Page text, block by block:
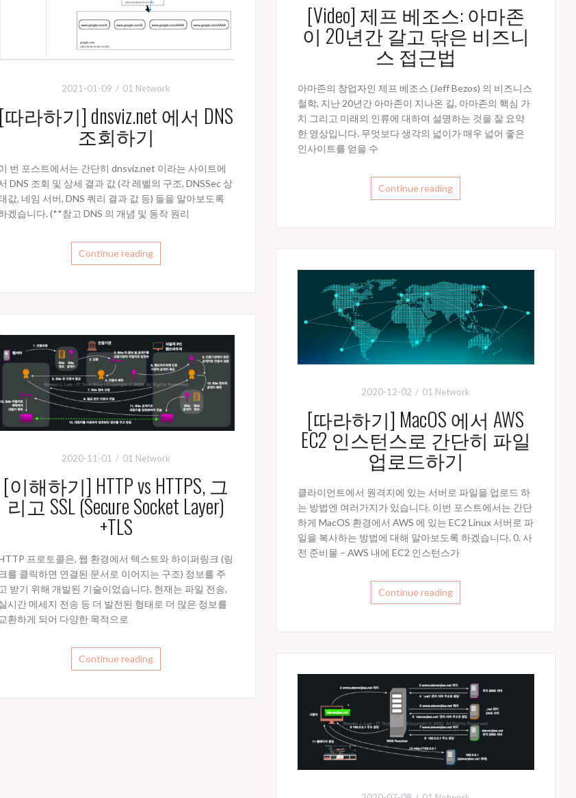
[Video] 제프 베조스: 아마존
이 20년간 갈고 닦은 비즈니
스 접근법
아마존의 창업자인 제프 베조스 (Jeff Bezos) 의 비즈니스
철학, 지난 20년간 아마존이 지나온 길, 아마존의 핵심 가
치 그리고 미래의 인류에 대하여 설명하는 것을 잘 요약
한 영상입니다. 무엇보다 생각의 넓이가 매우 넓어 좋은
인사이트를 얻을 수
Continue reading
2021-01-09 01 Network
[따라하기] dnsviz.net 에서 DNS
조회하기
번 포스트에서는 간단히 dnsviz.net 이라는 사이트에
DNS 조회 및 상세 결과 값 (각 레벨의 구조, DNSSec 상
값, 네임 서버, DNS 쿼리 결과 값 등) 들을 알아보도록
겠습니다. (**참고 DNS 의 개념 및 동작 원리
Continue reading
2020-12-02 01 Network
[따라하기] MacOS 에서 AWS
EC2 인스턴스로 간단히 파일
업로드하기
클라이언트에서 원격지에 있는 서버로 파일을 업로드 하
는 방법엔 여러가지가 있습니다. 이번 포스트에서는 간단
하게 MacOS 환경에서 AWS 에 있는 EC2 Linux 서버로 파
일을 복사하는 방법에 대해 알아보도록 하겠습니다. 0. 사
전 준비물 – AWS 내에 EC2 인스턴스가
Continue reading
2020-11-01 01 Network
[이해하기] HTTP vs HTTPS, 그
리고 SSL (Secure Socket Layer)
+TLS
프로토콜은, 웹 환경에서 텍스트와 하이퍼링크 (링
크를 클릭하면 연결된 문서로 이어지는 구조) 정보를 주
고 받기 위해 개발된 기술이었습니다. 현재는 파일 전송,
시간 메세지 전송 등 더 발전된 형태로 더 많은 정보를
교환하게 되어 다양한 목적으로
Continue reading